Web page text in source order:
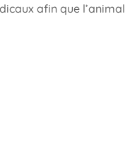
afin que l’animal